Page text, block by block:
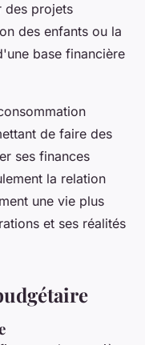
des projets
des enfants ou la
base financière
de faire des
ses finances
la relation
une vie plus
et ses réalités